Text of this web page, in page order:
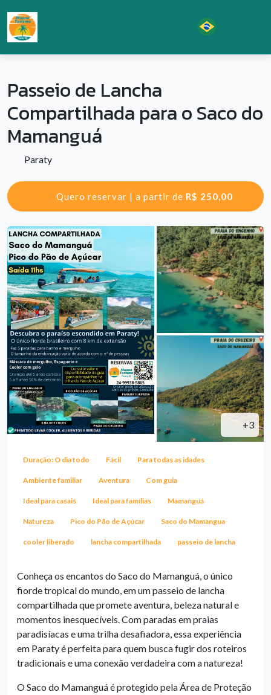
Passeio de Lancha
Compartilhada para o Saco do
Mamanguá
Paraty
Quero reservar | a partir de R$ 250,00
+3
Duração: O dia todo Fácil Para todas as idades
Ambiente familiar Aventura Com guia
Ideal para casais Ideal para famílias Mamanguá
Natureza Pico do Pão de Açúcar Saco do Mamangua
cooler liberado lancha compartilhada passeio de lancha
Conheça os encantos do Saco do Mamanguá, o único
fiorde tropical do mundo, em um passeio de lancha
compartilhada que promete aventura, beleza natural e
momentos inesquecíveis. Com paradas em praias
paradisíacas e uma trilha desafiadora, essa experiência
em Paraty é perfeita para quem busca fugir dos roteiros
tradicionais e uma conexão verdadeira com a natureza!
O Saco do Mamanguá é protegido pela Área de Proteção